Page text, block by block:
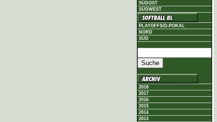
SÜDOST
SÜDWEST
PLAYOFFS/D-POKAL
NORD
SÜD
2018
2017
2016
2015
2014
2013